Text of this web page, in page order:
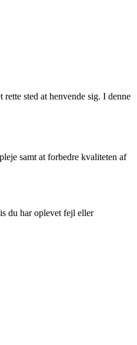
sted at henvende sig. I denne
samt at forbedre kvaliteten af
du har oplevet fejl eller